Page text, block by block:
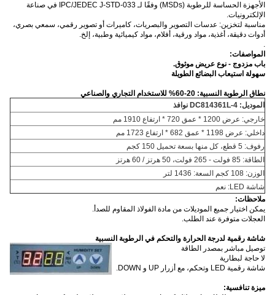
الأجهزة الحساسة للرطوبة (MSDs) وفقًا لـ IPC/JEDEC J-STD-033 في صناعة
الإلكترونيات.
مناسبة لتخزين: عدسات التصوير والبصريات، كاميرات أو تصوير رقمي، سمعي بصري،
أدوات دقيقة، أغذية، مواد ورقية، أفلام، مواد كيميائية وطبية، إلخ.
المواصفات:
باب مزدوج - نوع عريض موثوق.
سهولة استيعاب البضائع الطويلة
نطاق الرطوبة النسبية: 20-60% للاستخدام التجاري والصناعي
الموديل: DC814361L-4 نوافذ
خارجي: عرض 1200 * عمق 720 * ارتفاع 1910 مم
داخلي: عرض 1198 * عمق 682 * ارتفاع 1723 مم
رفوف: 5 قطع، كل منها بسعة تحميل 150 كجم
الطاقة: 85 فولت - 265 فولت، 50 هرتز / 60 هرتز
الوزن: 108 كجم السعة: 1436 لتر
شاشة LED: نعم
ملاحظات:
يمكن اختيار جميع الموديلات من مادة الفولاذ المقاوم للصدأ.
العجلات متوفرة عند الطلب.
شاشة رقمية لدرجة الحرارة والتحكم في الرطوبة النسبية
توصيل مباشر بمصدر الطاقة
لا حاجة لبطارية
شاشة رقمية LED وتحكم، مع أزرار UP و DOWN.
ميزة تنافسية: